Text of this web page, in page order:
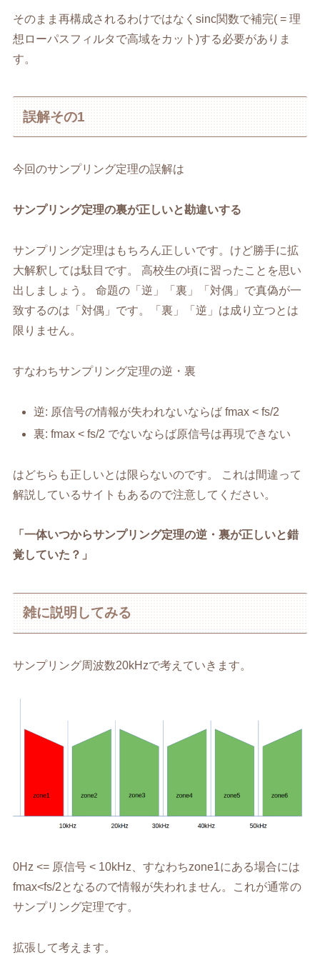
そのまま再構成されるわけではなくsinc関数で補完( = 理
想ローパスフィルタで高域をカット)する必要がありま
す。
誤解その1
今回のサンプリング定理の誤解は
サンプリング定理の裏が正しいと勘違いする
サンプリング定理はもちろん正しいです。けど勝手に拡
大解釈しては駄目です。 高校生の頃に習ったことを思い
出しましょう。 命題の「逆」「裏」「対偶」で真偽が一
致するのは「対偶」です。「裏」「逆」は成り立つとは
限りません。
すなわちサンプリング定理の逆・裏
逆: 原信号の情報が失われないならば fmax < fs/2
裏: fmax < fs/2 でないならば原信号は再現できない
はどちらも正しいとは限らないのです。 これは間違って
解説しているサイトもあるので注意してください。
「一体いつからサンプリング定理の逆・裏が正しいと錯
覚していた？」
雑に説明してみる
サンプリング周波数20kHzで考えていきます。
0Hz <= 原信号 < 10kHz、すなわちzone1にある場合には
fmax<fs/2となるので情報が失われません。これが通常の
サンプリング定理です。
拡張して考えます。